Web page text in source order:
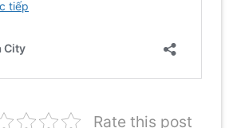
Rate this post